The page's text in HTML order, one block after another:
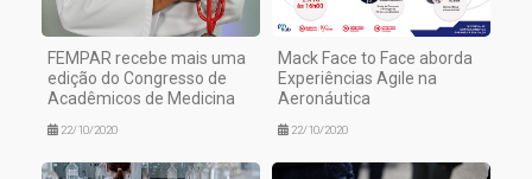
FEMPAR recebe mais uma
edição do Congresso de
Acadêmicos de Medicina
22/10/2020
Mack Face to Face aborda
Experiências Agile na
Aeronáutica
22/10/2020